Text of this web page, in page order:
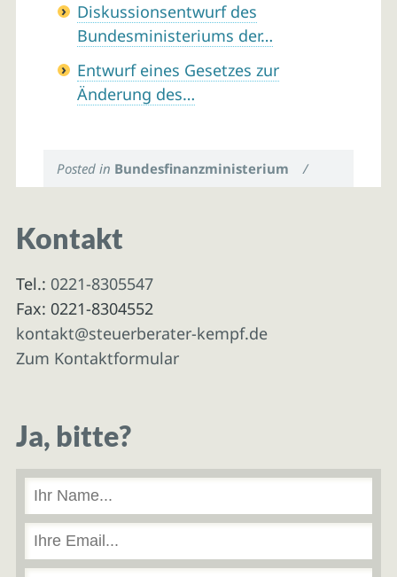
Diskussionsentwurf des
Bundesministeriums der…
Entwurf eines Gesetzes zur
Änderung des…
Posted in Bundesfinanzministerium /
Kontakt
Tel.: 0221-8305547
Fax: 0221-8304552
kontakt@steuerberater-kempf.de
Zum Kontaktformular
Ja, bitte?